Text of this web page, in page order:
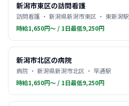
新潟市東区の訪問看護
訪問看護 ・ 新潟県新潟市東区 ・ 東新潟駅
時給1,650円〜 / 1日最低9,250円
新潟市北区の病院
病院 ・ 新潟県新潟市北区 ・ 早通駅
時給1,650円〜 / 1日最低9,250円